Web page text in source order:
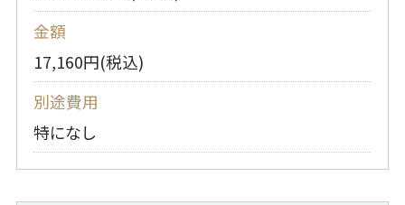
金額
17,160円(税込)
別途費用
特になし